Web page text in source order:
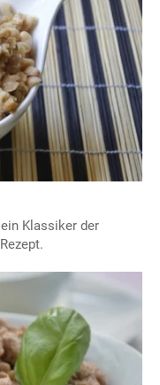
Klassiker der